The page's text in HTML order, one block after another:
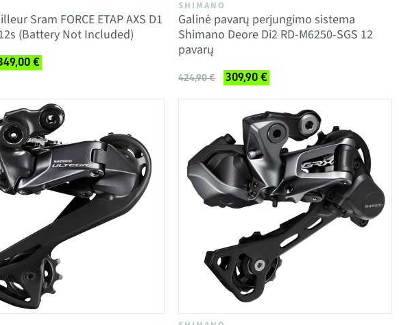
Sram FORCE ETAP AXS D1
(Battery Not Included)
€
SHIMANO
Galinė pavarų perjungimo sistema
Shimano Deore Di2 RD-M6250-SGS 12
pavarų
424,90 € 309,90 €